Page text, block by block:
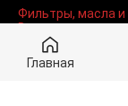
Фильтры, масла
Втулки,
Железо
Поршни и
Радиаторы,
Главная